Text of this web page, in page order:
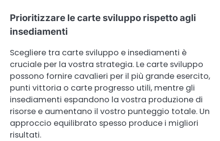
Prioritizzare le carte sviluppo rispetto agli
insediamenti
Scegliere tra carte sviluppo e insediamenti è
cruciale per la vostra strategia. Le carte sviluppo
possono fornire cavalieri per il più grande esercito,
punti vittoria o carte progresso utili, mentre gli
insediamenti espandono la vostra produzione di
risorse e aumentano il vostro punteggio totale. Un
approccio equilibrato spesso produce i migliori
risultati.